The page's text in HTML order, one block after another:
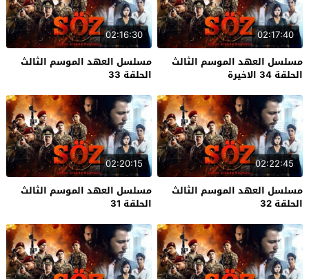
02:17:40
مسلسل العهد الموسم الثالث
الحلقة 34 الاخيرة
02:16:30
مسلسل العهد الموسم الثالث
الحلقة 33
02:22:45
مسلسل العهد الموسم الثالث
الحلقة 32
02:20:15
مسلسل العهد الموسم الثالث
الحلقة 31